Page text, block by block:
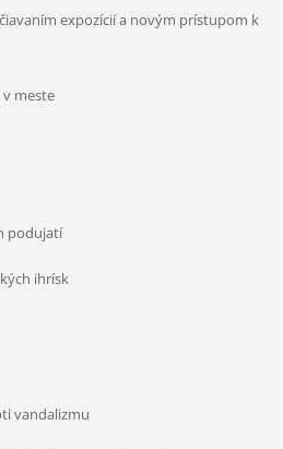
expozícií a novým prístupom k
meste
podujatí
ihrísk
vandalizmu